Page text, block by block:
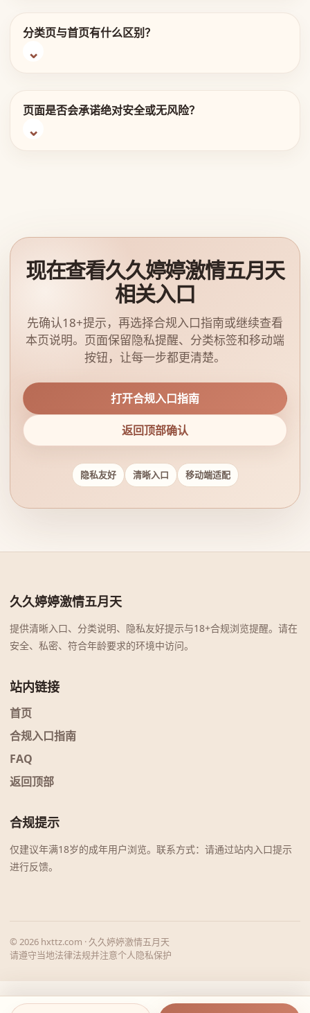
分类页与首页有什么区别？
页面是否会承诺绝对安全或无风险？
现在查看久久婷婷激情五月天
相关入口
先确认18+提示，再选择合规入口指南或继续查看
本页说明。页面保留隐私提醒、分类标签和移动端
按钮，让每一步都更清楚。
打开合规入口指南
返回顶部确认
隐私友好 清晰入口 移动端适配
久久婷婷激情五月天
提供清晰入口、分类说明、隐私友好提示与18+合规浏览提醒。请在
安全、私密、符合年龄要求的环境中访问。
站内链接
首页
合规入口指南
FAQ
返回顶部
合规提示
仅建议年满18岁的成年用户浏览。联系方式：请通过站内入口提示
进行反馈。
© 2026 hxttz.com · 久久婷婷激情五月天
请遵守当地法律法规并注意个人隐私保护